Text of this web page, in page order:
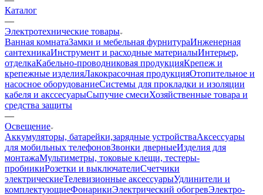
Каталог
—
Электротехнические товары
Ванная комнатаЗамки и мебельная фурнитураИнженерная
сантехникаИнструмент и расходные материалыИнтерьер,
отделкаКабельно-проводниковая продукцияКрепеж и
крепежные изделияЛакокрасочная продукцияОтопительное и
насосное оборудованиеСистемы для прокладки и изоляции
кабеля и акссесуарыСыпучие смесиХозяйственные товара и
средства защиты
—
Освещение
Аккумуляторы, батарейки,зарядные устройстваАксессуары
для мобильных телефоновЗвонки дверныеИзделия для
монтажаМультиметры, токовые клещи, тестеры-
пробникиРозетки и выключателиСчетчики
электрическиеТелевизионные аксессуарыУдлинители и
комплектующиеФонарикиЭлектрический обогревЭлектро-